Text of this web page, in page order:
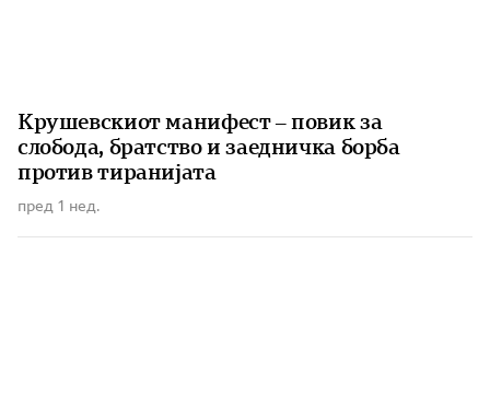
Крушевскиот манифест – повик за
слобода, братство и заедничка борба
против тиранијата
пред 1 нед.